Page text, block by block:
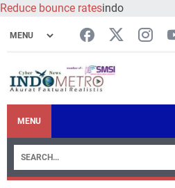
Reduce bounce ratesindo
MENU